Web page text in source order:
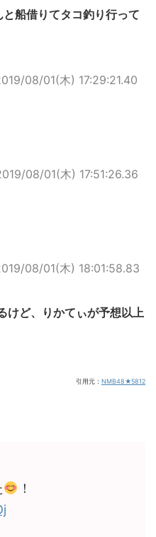
船借りてタコ釣り行って
08/01(木) 17:29:21.40
08/01(木) 17:51:26.36
08/01(木) 18:01:58.83
ど、りかてぃが予想以上
引用元： NMB48★5812
！